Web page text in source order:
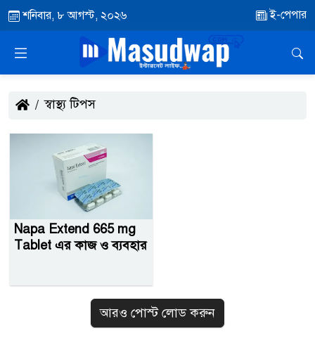
শনিবার, ৮ আগস্ট, ২০২৬ ই-পেপার
স্বাস্থ্য টিপস
Napa Extend 665 mg
Tablet এর কাজ ও ব্যবহার
আরও পোস্ট লোড করুন